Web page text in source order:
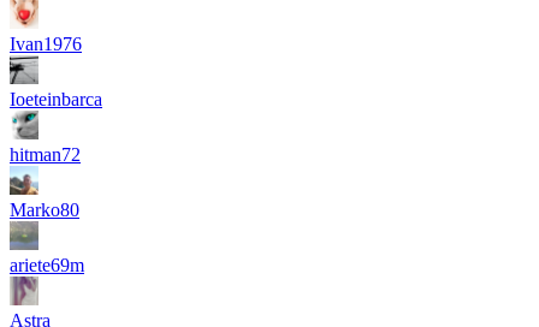
Ivan1976
Ioeteinbarca
hitman72
Marko80
ariete69m
Astra_